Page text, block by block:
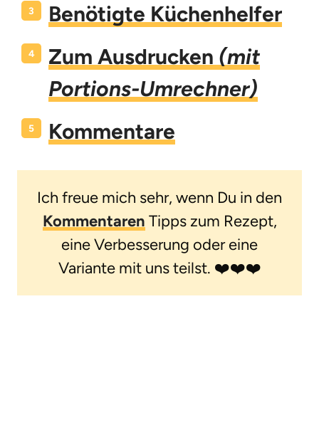
Benötigte Küchenhelfer
Zum Ausdrucken (mit
Portions-Umrechner)
Kommentare
Ich freue mich sehr, wenn Du in den
Kommentaren Tipps zum Rezept,
eine Verbesserung oder eine
Variante mit uns teilst. ❤️❤️❤️